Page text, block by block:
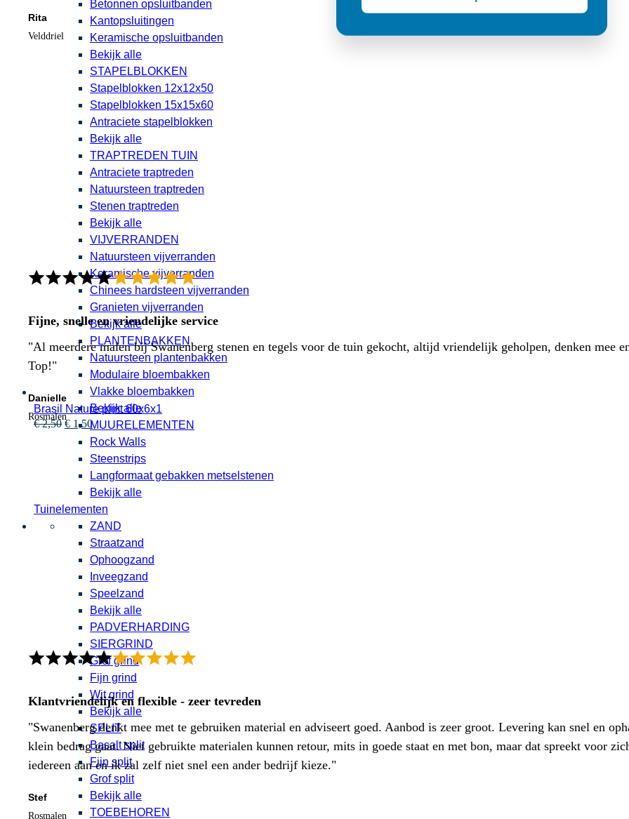
Brasil Nature plint 60x6x1
€2,50 Oorspronkelijke
was:
€ 2,50.
€ 1,50Huidige
prijs
is:
€ 1,50.
Betonnen opsluitbanden
Kantopsluitingen
Keramische opsluitbanden
Bekijk alle
STAPELBLOKKEN
Stapelblokken 12x12x50
Stapelblokken 15x15x60
Antraciete stapelblokken
Bekijk alle
TRAPTREDEN TUIN
Antraciete traptreden
Natuursteen traptreden
Stenen traptreden
Bekijk alle
VIJVERRANDEN
Natuursteen vijverranden
Keramische vijverranden
Chinees hardsteen vijverranden
Granieten vijverranden
Bekijk alle
PLANTENBAKKEN
Natuursteen plantenbakken
Modulaire bloembakken
Vlakke bloembakken
Bekijk alle
MUURELEMENTEN
Rock Walls
Steenstrips
Langformaat gebakken metselstenen
Bekijk alle
Tuinelementen
ZAND
Straatzand
Ophoogzand
Inveegzand
Speelzand
Bekijk alle
PADVERHARDING
SIERGRIND
Grof grind
Fijn grind
Wit grind
Bekijk alle
SPLIT
Basalt split
Fijn split
Grof split
Bekijk alle
TOEBEHOREN
Rita
Velddriel
Fijne, snelle en vriendelijke service
"Al meerdere malen bij Swanenberg stenen en tegels voor de tuin gekocht, altijd vriendelijk geholpen, denken mee
Top!"
Danielle
Rosmalen
Klantvriendelijk en flexible - zeer tevreden
"Swanenberg denkt mee met te gebruiken material en adviseert goed. Aanbod is zeer groot. Levering kan snel en
klein bedrag gaat. Niet gebruikte materialen kunnen retour, mits in goede staat en met bon, maar dat spreekt voor
iedereen aan en ik zal zelf niet snel een ander bedrijf kieze."
Stef
Rosmalen